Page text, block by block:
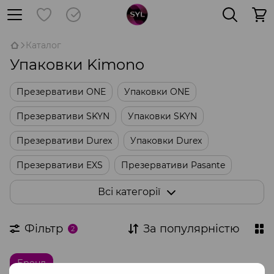
Каталог
Упаковки Kimono
Презервативи ONE Упаковки ONE
Презервативи SKYN Упаковки SKYN
Презервативи Durex Упаковки Durex
Презервативи EXS Презервативи Pasante
Упаковки Sagami
Інші упаковки
Всі категорії
Фільтр 2 За популярністю
Бренд